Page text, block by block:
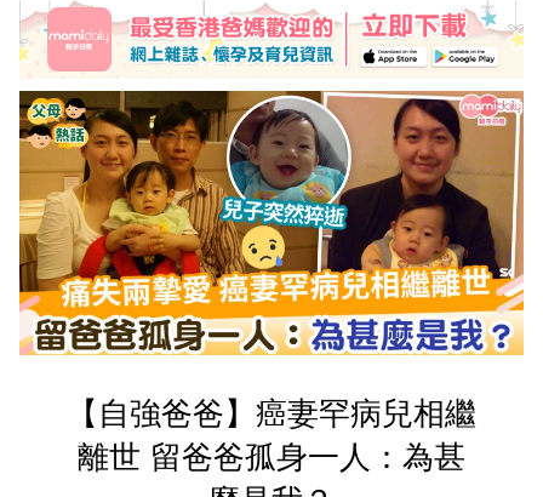
【自強爸爸】癌妻罕病兒相繼
離世 留爸爸孤身一人：為甚